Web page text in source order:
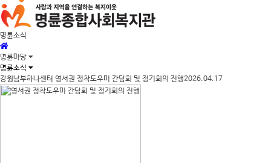
명륜소식
명륜마당
명륜소식
강원남부하나센터 영서권 정착도우미 간담회 및 정기회의 진행2026.04.17